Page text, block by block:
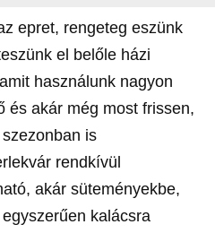
epret, rengeteg eszünk
el belőle házi
használunk nagyon
és akár még most frissen,
is
rendkívül
akár süteményekbe,
kalácsra